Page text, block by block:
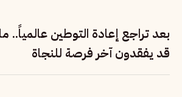
بعد تراجع إعادة التوطين عالمياً..
قد يفقدون آخر فرصة للنجاة